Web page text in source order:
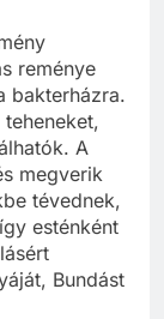
reménye
bakterházra.
A
megverik
tévednek,
esténként
Bundást